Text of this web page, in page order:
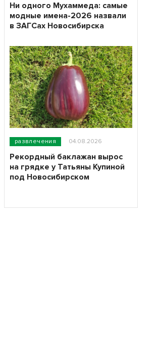
Ни одного Мухаммеда: самые
модные имена-2026 назвали
в ЗАГСах Новосибирска
развлечения 04.08.2026
Рекордный баклажан вырос
на грядке у Татьяны Купиной
под Новосибирском